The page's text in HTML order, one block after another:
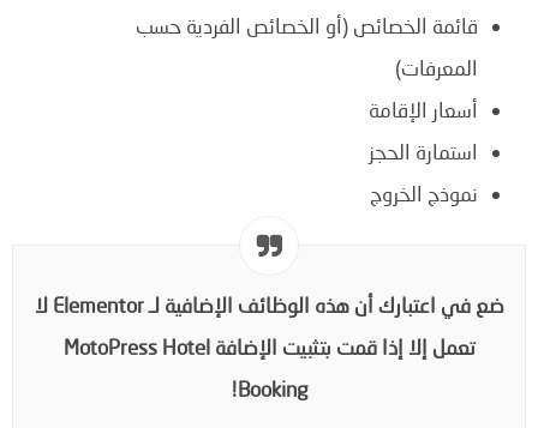
قائمة الخصائص (أو الخصائص الفردية حسب
المعرفات)
أسعار الإقامة
استمارة الحجز
نموذج الخروج
ضع في اعتبارك أن هذه الوظائف الإضافية لـ Elementor لا
تعمل إلا إذا قمت بتثبيت الإضافة MotoPress Hotel
Booking!